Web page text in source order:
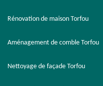
Rénovation de maison Torfou
Aménagement de comble Torfou
Nettoyage de façade Torfou